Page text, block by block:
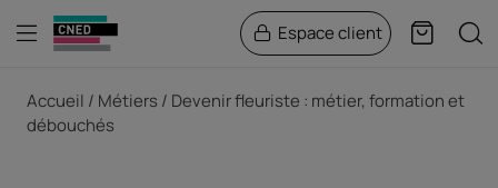
Menu Espace client Panier
Accueil Métiers
Devenir fleuriste : métier, formation et
débouchés